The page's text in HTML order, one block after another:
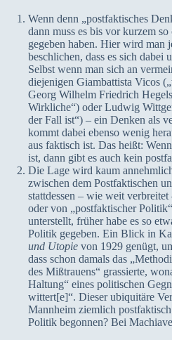
Wenn denn „postfaktisches
dann muss es bis vor kurzem
gegeben haben. Hier wird man
beschlichen, dass es sich dabei
Selbst wenn man sich an
diejenigen Giambattista Vicos
Georg Wilhelm Friedrich
Wirkliche“) oder Ludwig
der Fall ist“) – ein Denken als
kommt dabei ebenso wenig
aus faktisch ist. Das heißt:
ist, dann gibt es auch kein
Die Lage wird kaum
zwischen dem Postfaktischen
stattdessen – wie weit
oder von „postfaktischer
unterstellt, früher habe es so
Politik gegeben. Ein Blick in
und Utopie von 1929 genügt,
dass schon damals das
des Mißtrauens“ grassierte,
Haltung“ eines politischen
wittert[e]“. Dieser ubiquitäre
Mannheim ziemlich
Politik begonnen? Bei